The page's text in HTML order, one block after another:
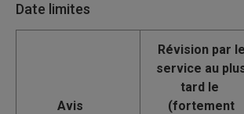
Date limites
Avis